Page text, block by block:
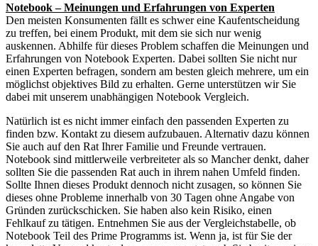
Notebook – Meinungen und Erfahrungen von Experten
Den meisten Konsumenten fällt es schwer eine Kaufentscheidung
zu treffen, bei einem Produkt, mit dem sie sich nur wenig
auskennen. Abhilfe für dieses Problem schaffen die Meinungen und
Erfahrungen von Notebook Experten. Dabei sollten Sie nicht nur
einen Experten befragen, sondern am besten gleich mehrere, um ein
möglichst objektives Bild zu erhalten. Gerne unterstützen wir Sie
dabei mit unserem unabhängigen Notebook Vergleich.
Natürlich ist es nicht immer einfach den passenden Experten zu
finden bzw. Kontakt zu diesem aufzubauen. Alternativ dazu können
Sie auch auf den Rat Ihrer Familie und Freunde vertrauen.
Notebook sind mittlerweile verbreiteter als so Mancher denkt, daher
sollten Sie die passenden Rat auch in ihrem nahen Umfeld finden.
Sollte Ihnen dieses Produkt dennoch nicht zusagen, so können Sie
dieses ohne Probleme innerhalb von 30 Tagen ohne Angabe von
Gründen zurückschicken. Sie haben also kein Risiko, einen
Fehlkauf zu tätigen. Entnehmen Sie aus der Vergleichstabelle, ob
Notebook Teil des Prime Programms ist. Wenn ja, ist für Sie der